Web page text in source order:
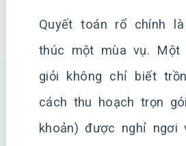
Quyết toán rổ chính
thúc một mùa vụ. Một
giỏi không chỉ biết
cách thu hoạch trọn
khoản) được nghỉ ngơi